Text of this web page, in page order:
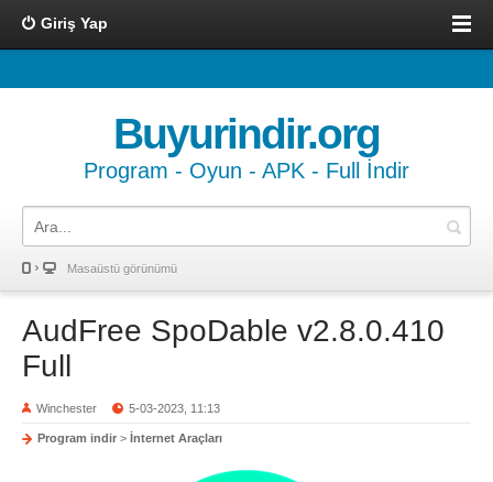
Giriş Yap
Buyurindir.org
Program - Oyun - APK - Full İndir
Masaüstü görünümü
AudFree SpoDable v2.8.0.410
Full
Winchester 5-03-2023, 11:13
Program indir > İnternet Araçları